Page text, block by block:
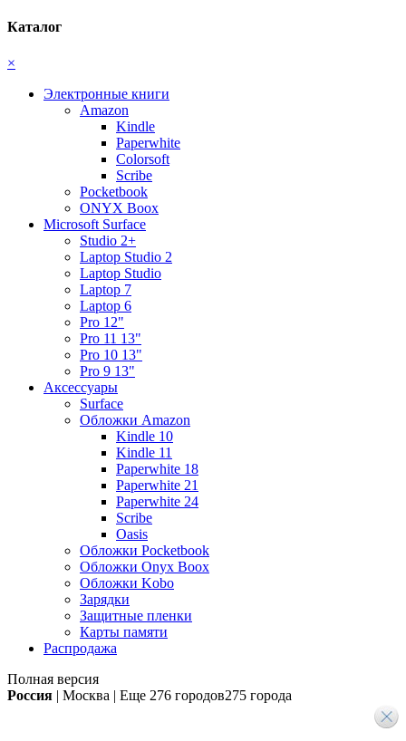
Каталог
×
Электронные книги
Amazon
Kindle
Paperwhite
Colorsoft
Scribe
Pocketbook
ONYX Boox
Microsoft Surface
Studio 2+
Laptop Studio 2
Laptop Studio
Laptop 7
Laptop 6
Pro 12"
Pro 11 13"
Pro 10 13"
Pro 9 13"
Аксессуары
Surface
Обложки Amazon
Kindle 10
Kindle 11
Paperwhite 18
Paperwhite 21
Paperwhite 24
Scribe
Oasis
Обложки Pocketbook
Обложки Onyx Boox
Обложки Kobo
Зарядки
Защитные пленки
Карты памяти
Распродажа
Полная версия
Россия | Москва | Еще 276 городов275 города